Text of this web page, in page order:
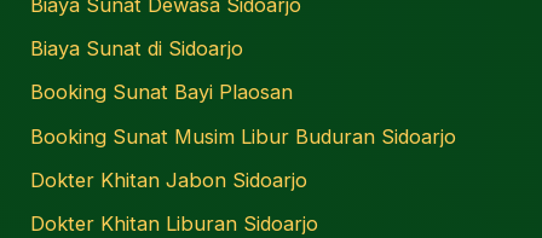
Biaya Sunat di Sidoarjo
Booking Sunat Bayi Plaosan
Booking Sunat Musim Libur Buduran Sidoarjo
Dokter Khitan Jabon Sidoarjo
Dokter Khitan Liburan Sidoarjo